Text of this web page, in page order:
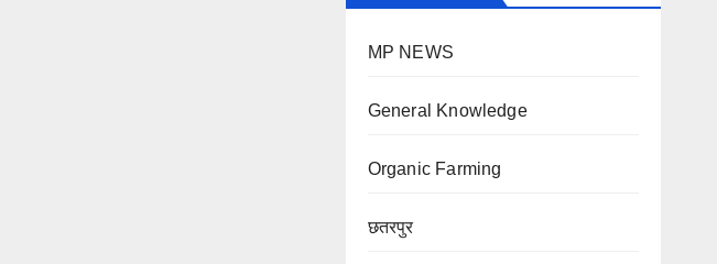
MP NEWS
General Knowledge
Organic Farming
छतरपुर